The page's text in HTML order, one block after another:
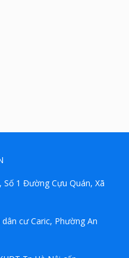
1 Đường Cựu Quán, Xã
cư Caric, Phường An